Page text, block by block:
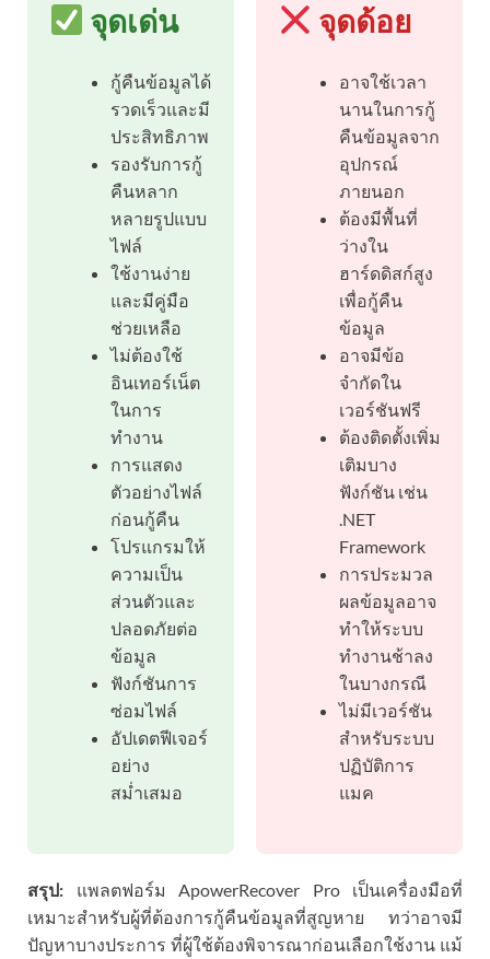
จุดเด่น
กู้คืนข้อมูลได้
รวดเร็วและมี
ประสิทธิภาพ
รองรับการกู้
คืนหลาก
หลายรูปแบบ
ไฟล์
ใช้งานง่าย
และมีคู่มือ
ช่วยเหลือ
ไม่ต้องใช้
อินเทอร์เน็ต
ในการ
ทำงาน
การแสดง
ตัวอย่างไฟล์
ก่อนกู้คืน
โปรแกรมให้
ความเป็น
ส่วนตัวและ
ปลอดภัยต่อ
ข้อมูล
ฟังก์ชันการ
ซ่อมไฟล์
อัปเดตฟีเจอร์
อย่าง
สม่ำเสมอ
จุดด้อย
อาจใช้เวลา
นานในการกู้
คืนข้อมูลจาก
อุปกรณ์
ภายนอก
ต้องมีพื้นที่
ว่างใน
ฮาร์ดดิสก์สูง
เพื่อกู้คืน
ข้อมูล
อาจมีข้อ
จำกัดใน
เวอร์ชันฟรี
ต้องติดตั้งเพิ่ม
เติมบาง
ฟังก์ชัน เช่น
.NET
Framework
การประมวล
ผลข้อมูลอาจ
ทำให้ระบบ
ทำงานช้าลง
ในบางกรณี
ไม่มีเวอร์ชัน
สำหรับระบบ
ปฏิบัติการ
แมค
สรุป: แพลตฟอร์ม ApowerRecover Pro เป็นเครื่องมือที่
เหมาะสำหรับผู้ที่ต้องการกู้คืนข้อมูลที่สูญหาย ทว่าอาจมี
ปัญหาบางประการ ที่ผู้ใช้ต้องพิจารณาก่อนเลือกใช้งาน แม้